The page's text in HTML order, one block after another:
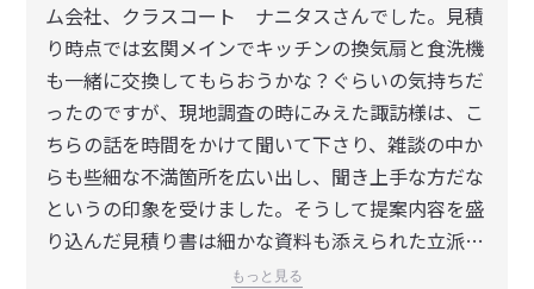
ろ、社長さん自ら即メールで返事をくださり、その
ような心配は杞憂に終わりました。結局、初回打ち
合わせ、見積もり、現場での測量、最終見積もり
と、実際の工事まで含めると5回も足を運んでいた
だき、その都度資料と見積書などの書面を持参して
の丁寧な説明をいただきました。実は、他の業者に
も1社だけ行ってみたのですがナニタスさんの対応
に敵うわけもなく、ナニタスさん一択で工事を発注
させていただきました。工事当日にお越しいただい
ム会社、クラスコート ナニタスさんでした。見積
り時点では玄関メインでキッチンの換気扇と食洗機
も一緒に交換してもらおうかな？ぐらいの気持ちだ
ったのですが、現地調査の時にみえた諏訪様は、こ
ちらの話を時間をかけて聞いて下さり、雑談の中か
らも些細な不満箇所を広い出し、聞き上手な方だな
というの印象を受けました。そうして提案内容を盛
り込んだ見積り書は細かな資料も添えられた立派な
もので、換気扇と食洗機の交換工事のみの見積り書
もっと見る